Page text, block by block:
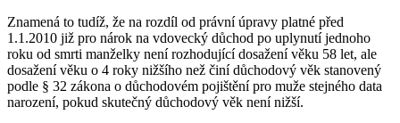
Znamená to tudíž, že na rozdíl od právní úpravy platné před
1.1.2010 již pro nárok na vdovecký důchod po uplynutí jednoho
roku od smrti manželky není rozhodující dosažení věku 58 let, ale
dosažení věku o 4 roky nižšího než činí důchodový věk stanovený
podle § 32 zákona o důchodovém pojištění pro muže stejného data
narození, pokud skutečný důchodový věk není nižší.